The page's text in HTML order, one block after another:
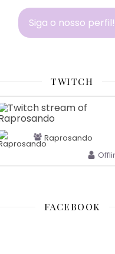
Siga o nosso perfil!
TWITCH
Raprosando
FACEBOOK